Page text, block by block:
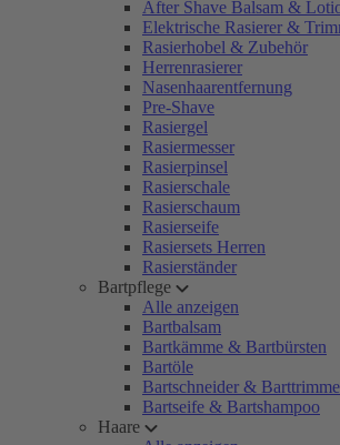
After Shave Balsam &
Elektrische Rasierer &
Rasierhobel & Zubehör
Herrenrasierer
Nasenhaarentfernung
Pre-Shave
Rasiergel
Rasiermesser
Rasierpinsel
Rasierschale
Rasierschaum
Rasierseife
Rasiersets Herren
Rasierständer
Bartpflege
Alle anzeigen
Bartbalsam
Bartkämme & Bartbürsten
Bartöle
Bartschneider &
Bartseife & Bartshampoo
Haare